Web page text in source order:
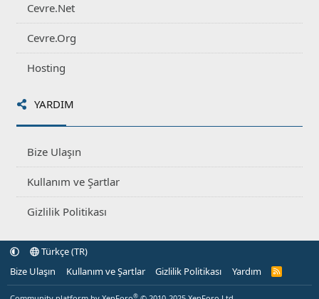
Cevre.Net
Cevre.Org
Hosting
YARDIM
Bize Ulaşın
Kullanım ve Şartlar
Gizlilik Politikası
Türkçe (TR)
Bize Ulaşın
Kullanım ve Şartlar Gizlilik Politikası Yardım
R
®